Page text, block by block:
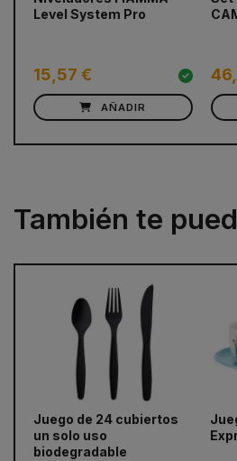
Level System Pro
15,57 €
AÑADIR
También te
Juego de 24 cubiertos
un solo uso
biodegradable